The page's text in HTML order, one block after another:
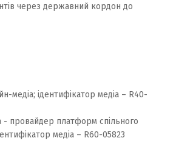
через державний кордон до
медіа; ідентифікатор медіа – R40-
- провайдер платформ спільного
медіа – R60-05823